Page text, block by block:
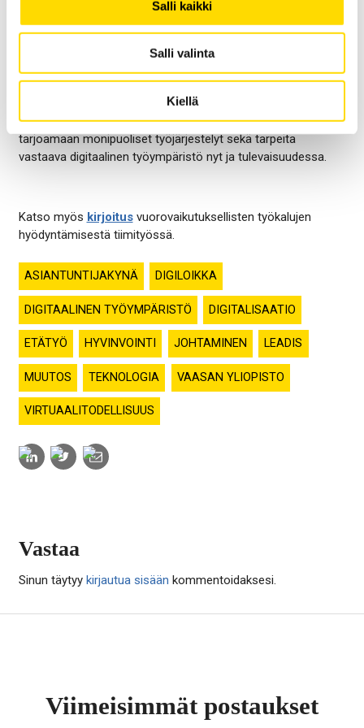
Salli kaikki
Salli valinta
Kiellä
Laajemmassa kuvassa etätyöllä on tärkeä merkitys
työllistymisessä, etenkin harvemmin asutuilla alueilla. Myös
yritykset voivat parantaa kilpailukykyään rekrytoimalla
osaamista laajemmalta maantieteelliseltä alueelta.
Kilpailukykyisten organisaatioiden onkin pystyttävä
tarjoamaan monipuoliset työjärjestelyt sekä tarpeita
vastaava digitaalinen työympäristö nyt ja tulevaisuudessa.
Katso myös kirjoitusvuorovaikutuksellisten työkalujen
hyödyntämisestä tiimityössä.
ASIANTUNTIJAKYNÄ DIGILOIKKA
DIGITAALINEN TYÖYMPÄRISTÖ DIGITALISAATIO
ETÄTYÖ HYVINVOINTI JOHTAMINEN LEADIS
MUUTOS TEKNOLOGIA VAASAN YLIOPISTO
VIRTUAALITODELLISUUS
Share
to:
Share
to:
Share
to:
Vastaa
Sinun täytyy kirjautua sisään kommentoidaksesi.
Viimeisimmät postaukset